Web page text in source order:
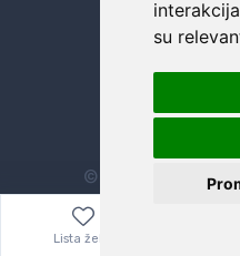
interakcija
su
© Sva prava
Lista želja